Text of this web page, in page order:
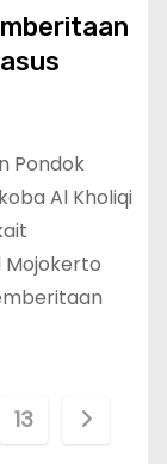
Pondok
Al Kholiqi
13